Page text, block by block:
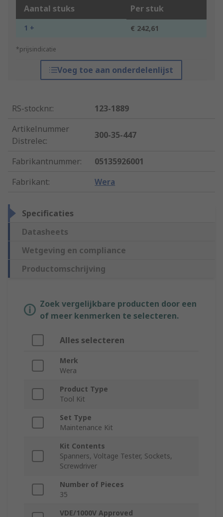
Aantal stuks Per stuk
1 + € 242,61
*prijsindicatie
Voeg toe aan onderdelenlijst
RS-stocknr.:
123-1889
Artikelnummer
Distrelec:
300-35-447
Fabrikantnummer:
05135926001
Fabrikant: Wera
Specificaties
Datasheets
Wetgeving en compliance
Productomschrijving
Zoek vergelijkbare producten door een
of meer kenmerken te selecteren.
Alles selecteren
Merk
Wera
Product Type
Tool Kit
Set Type
Maintenance Kit
Kit Contents
Spanners, Voltage Tester, Sockets,
Screwdriver
Number of Pieces
35
VDE/1000V Approved